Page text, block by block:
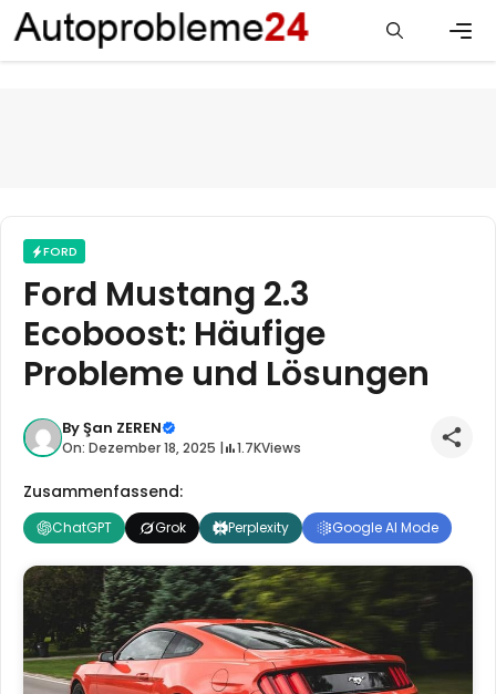
Zum
Inhalt
springen
FORD
Ford Mustang 2.3
Ecoboost: Häufige
Probleme und Lösungen
ByŞan ZEREN
On: Dezember 18, 2025 | 1.7KViews
Zusammenfassend:
ChatGPT Grok Perplexity Google AI Mode